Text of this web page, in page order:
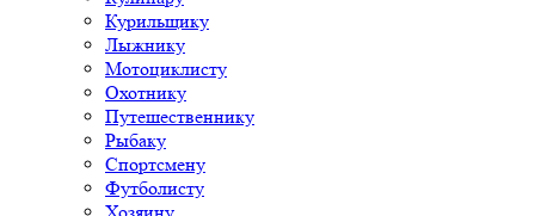
Курильщику
Лыжнику
Мотоциклисту
Охотнику
Путешественнику
Рыбаку
Спортсмену
Футболисту